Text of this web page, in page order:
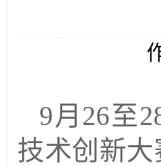
9月26至
技术创新